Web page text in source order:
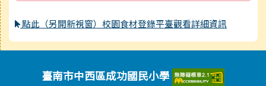
點此（另開新視窗）校園食材登錄平臺觀看詳細資訊
頁尾區域內容
臺南市中西區成功國民小學